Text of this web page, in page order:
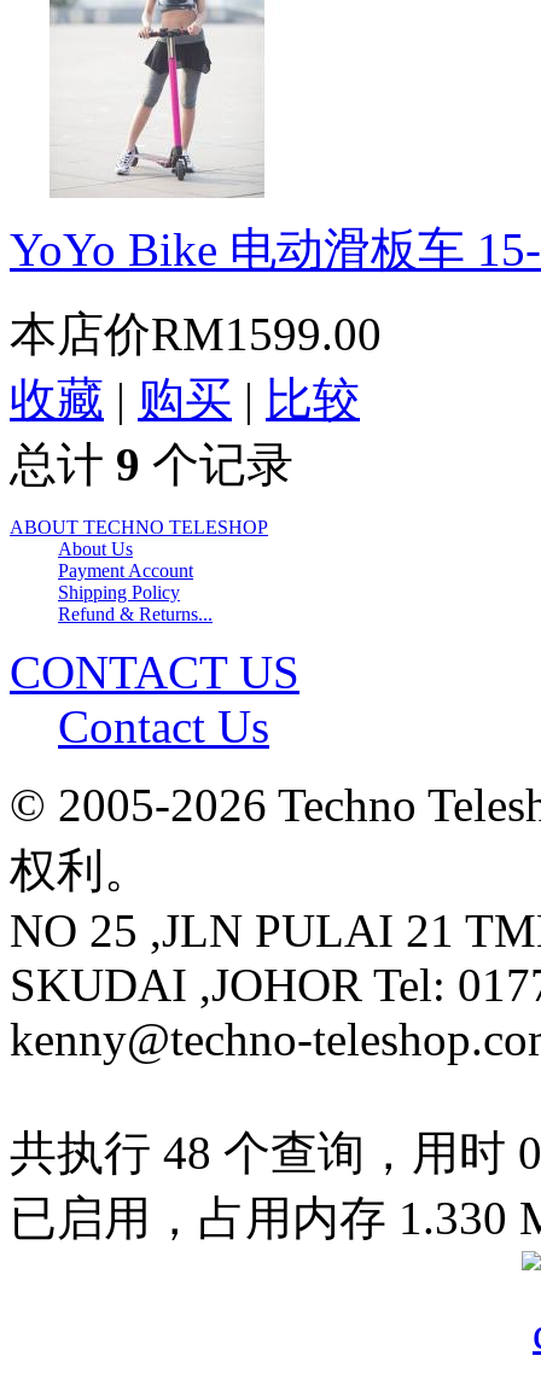
YoYo Bike 电动滑板车
本店价RM1599.00
收藏 | 购买 | 比较
总计 9 个记录
ABOUT TECHNO TELESHOP
About Us
Payment Account
Shipping Policy
Refund & Returns...
CONTACT US
Contact Us
© 2005-2026 Techno
权利。
NO 25 ,JLN PULAI 21
SKUDAI ,JOHOR Tel:
kenny@techno-
共执行 48 个查询，用时
已启用，占用内存 1.330